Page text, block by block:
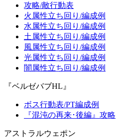
攻略/敵行動表
火属性立ち回り/編成例
水属性立ち回り/編成例
土属性立ち回り/編成例
風属性立ち回り/編成例
光属性立ち回り/編成例
闇属性立ち回り/編成例
『ベルゼバブHL』
ボス行動表/PT編成例
『混沌の再来･後編』攻略
アストラルウェポン